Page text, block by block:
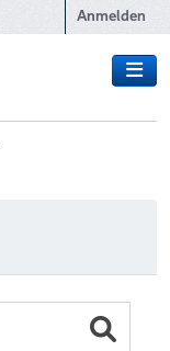
Anmelden